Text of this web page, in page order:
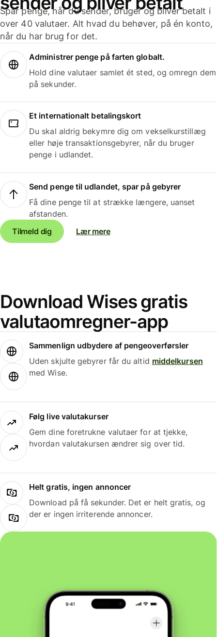
Spar penge, når du sender, bruger og bliver betalt i
over 40 valutaer. Alt hvad du behøver, på én konto,
når du har brug for det.
Administrer penge på farten globalt.
Hold dine valutaer samlet ét sted, og omregn dem
på sekunder.
Et internationalt betalingskort
Du skal aldrig bekymre dig om vekselkurstillæg
eller høje transaktionsgebyrer, når du bruger
penge i udlandet.
Send penge til udlandet, spar på gebyrer
Få dine penge til at strække længere, uanset
afstanden.
Tilmeld dig
Lær mere
Download Wises gratis
valutaomregner-app
Sammenlign udbydere af pengeoverførsler
Uden skjulte gebyrer får du altid middelkursen
med Wise.
Følg live valutakurser
Gem dine foretrukne valutaer for at tjekke,
hvordan valutakursen ændrer sig over tid.
Helt gratis, ingen annoncer
Download på få sekunder. Det er helt gratis, og
der er ingen irriterende annoncer.